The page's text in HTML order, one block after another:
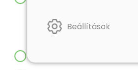
Beállítások